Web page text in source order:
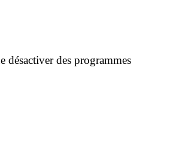
désactiver des programmes